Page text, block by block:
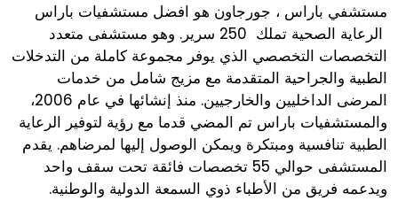
مستشفي باراس ، جورجاون هو افضل مستشفيات باراس
الرعاية الصحية تملك 250 سرير. وهو مستشفى متعدد
التخصصات التخصصي الذي يوفر مجموعة كاملة من التدخلات
الطبية والجراحية المتقدمة مع مزيج شامل من خدمات
المرضى الداخليين والخارجيين. منذ إنشائها في عام 2006،
والمستشفيات باراس تم المضي قدما مع رؤية لتوفير الرعاية
الطبية تنافسية ومبتكرة ويمكن الوصول إليها لمرضاهم. يقدم
المستشفى حوالي 55 تخصصات فائقة تحت سقف واحد
ويدعمه فريق من الأطباء ذوي السمعة الدولية والوطنية.